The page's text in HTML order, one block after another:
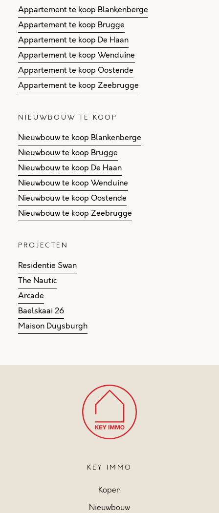
Appartement te koop Blankenberge
Appartement te koop Brugge
Appartement te koop De Haan
Appartement te koop Wenduine
Appartement te koop Oostende
Appartement te koop Zeebrugge
NIEUWBOUW TE KOOP
Nieuwbouw te koop Blankenberge
Nieuwbouw te koop Brugge
Nieuwbouw te koop De Haan
Nieuwbouw te koop Wenduine
Nieuwbouw te koop Oostende
Nieuwbouw te koop Zeebrugge
PROJECTEN
Residentie Swan
The Nautic
Arcade
Baelskaai 26
Maison Duysburgh
KEY IMMO
Kopen
Nieuwbouw